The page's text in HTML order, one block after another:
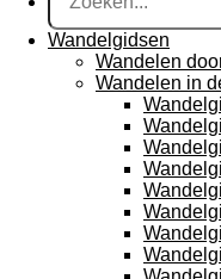
Wandelgidsen
Wandelen
Wandelen in